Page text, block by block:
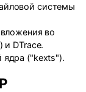
системы
во
и DTrace.
ядра ("kexts").